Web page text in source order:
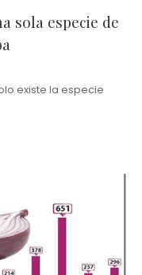
sola especie de
existe la especie